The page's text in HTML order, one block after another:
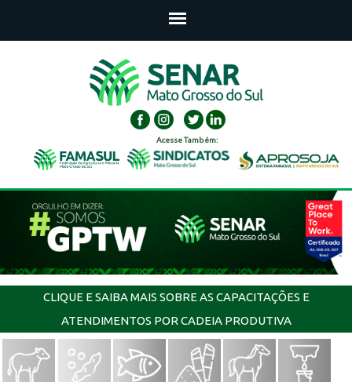
Acesse Também:
CLIQUE E SAIBA MAIS SOBRE AS CAPACITAÇÕES E
ATENDIMENTOS POR CADEIA PRODUTIVA